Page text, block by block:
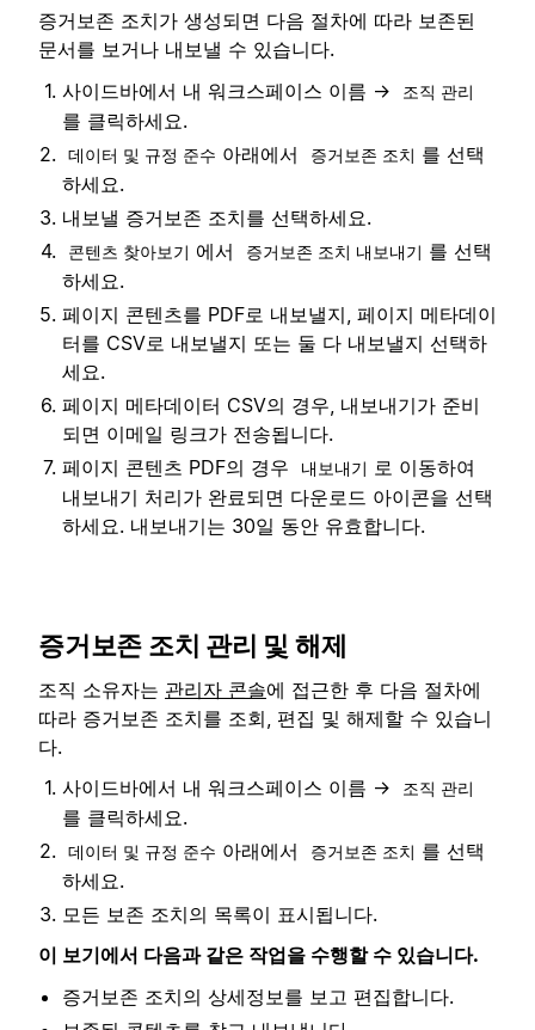
증거보존 조치가 생성되면 다음 절차에 따라 보존된
문서를 보거나 내보낼 수 있습니다.
사이드바에서 내 워크스페이스 이름 →
조직 관리
를 클릭하세요.
데이터 및 규정 준수 아래에서 증거보존 조치 를 선택
하세요.
내보낼 증거보존 조치를 선택하세요.
콘텐츠 찾아보기 에서 증거보존 조치 내보내기 를 선택
하세요.
페이지 콘텐츠를 PDF로 내보낼지, 페이지 메타데이
터를 CSV로 내보낼지 또는 둘 다 내보낼지 선택하
세요.
페이지 메타데이터 CSV의 경우, 내보내기가 준비
되면 이메일 링크가 전송됩니다.
페이지 콘텐츠 PDF의 경우
내보내기 로 이동하여
내보내기 처리가 완료되면 다운로드 아이콘을 선택
하세요. 내보내기는 30일 동안 유효합니다.
증거보존 조치 관리 및 해제
조직 소유자는 관리자 콘솔에 접근한 후 다음 절차에
따라 증거보존 조치를 조회, 편집 및 해제할 수 있습니
다.
사이드바에서 내 워크스페이스 이름 →
조직 관리
를 클릭하세요.
데이터 및 규정 준수 아래에서 증거보존 조치 를 선택
하세요.
모든 보존 조치의 목록이 표시됩니다.
이 보기에서 다음과 같은 작업을 수행할 수 있습니다.
증거보존 조치의 상세정보를 보고 편집합니다.